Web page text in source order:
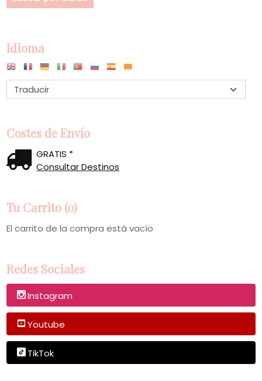
Idioma
Costes de Envío
GRATIS *
Consultar Destinos
Tu Carrito (0)
El carrito de la compra está vacío
Redes Sociales
Instagram
Youtube
TikTok